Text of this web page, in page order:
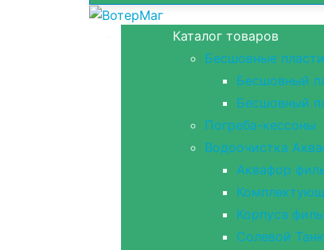
Каталог товаров
Бесшовные
Бесшовный
Бесшовный
Погреба-кессоны
Водоочистка
Аквафор
Корпуса
Солевой